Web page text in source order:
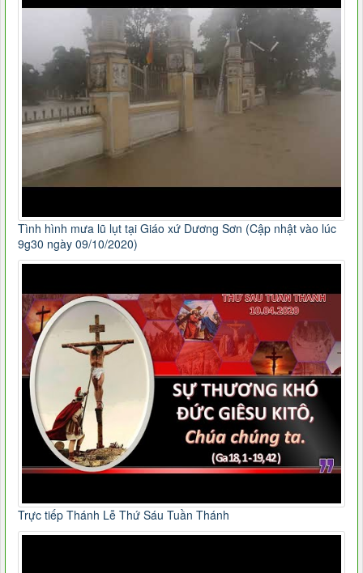
Tình hình mưa lũ lụt tại Giáo xứ Dương Sơn (Cập nhật vào lúc
9g30 ngày 09/10/2020)
Trực tiếp Thánh Lễ Thứ Sáu Tuần Thánh